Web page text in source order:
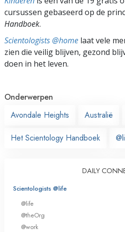
cursussen gebaseerd op de
Handboek.
Scientologists @home laat vele
zien die veilig blijven, gezond
doen in het leven.
Onderwerpen
Avondale Heights
Australië
Het Scientology Handboek
DAILY
Scientologists @life
@life
@theOrg
@work